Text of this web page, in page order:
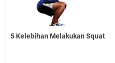
5 Kelebihan Melakukan Squat